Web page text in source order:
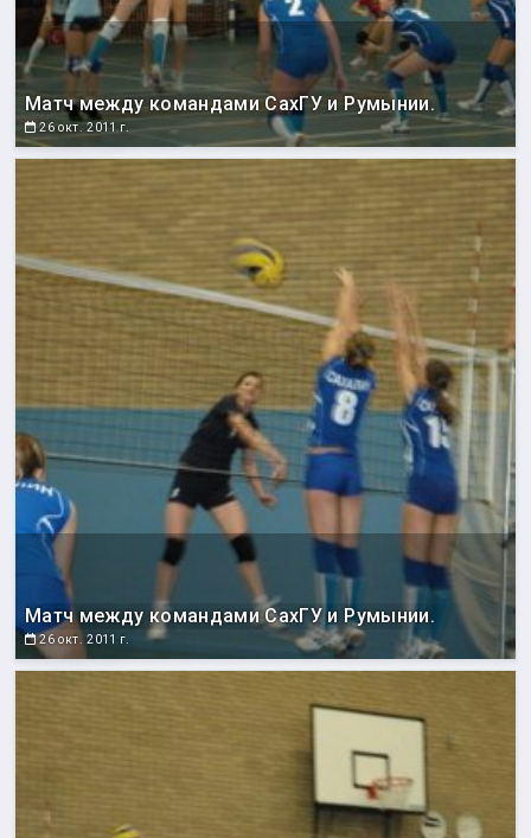
Матч между командами СахГУ и Румынии.
26 окт. 2011 г.
Матч между командами СахГУ и Румынии.
26 окт. 2011 г.